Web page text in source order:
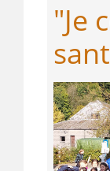
"Je